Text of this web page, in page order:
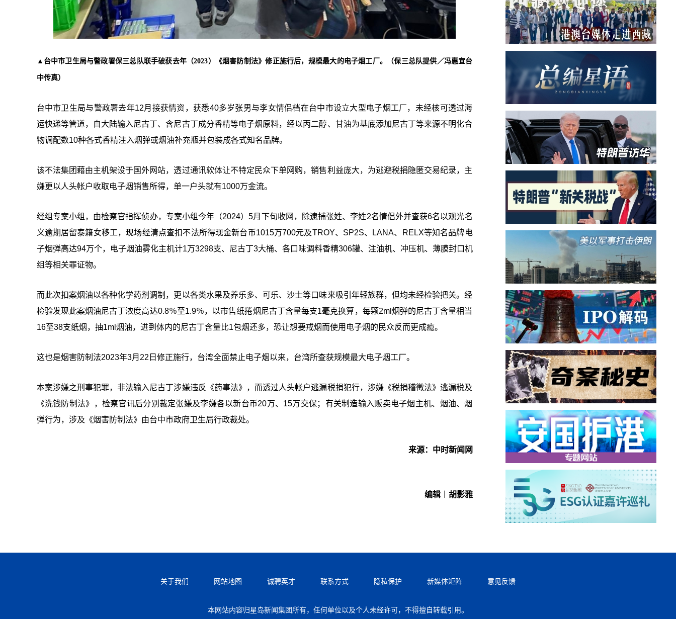
▲台中市卫生局与警政署保三总队联手破获去年（2023）《烟害防制法》修正施行后，规模最大的电子烟工厂。（保三总队提供／冯惠宜台
中传真）
台中市卫生局与警政署去年12月接获情资，获悉40多岁张男与李女情侣档在台中市设立大型电子烟工厂，未经核可透过海
运快递等管道，自大陆输入尼古丁、含尼古丁成分香精等电子烟原料，经以丙二醇、甘油为基底添加尼古丁等来源不明化合
物调配数10种各式香精注入烟弹或烟油补充瓶并包装成各式知名品牌。
该不法集团藉由主机架设于国外网站，透过通讯软体让不特定民众下单网购，销售利益庞大，为逃避税捐隐匿交易纪录，主
嫌更以人头帐户收取电子烟销售所得，单一户头就有1000万金流。
经组专案小组，由检察官指挥侦办，专案小组今年（2024）5月下旬收网，除逮捕张姓、李姓2名情侣外并查获6名以观光名
义逾期居留泰籍女移工，现场经清点查扣不法所得现金新台币1015万700元及TROY、SP2S、LANA、RELX等知名品牌电
子烟弹高达94万个，电子烟油雾化主机计1万3298支、尼古丁3大桶、各口味调料香精306罐、注油机、冲压机、薄膜封口机
组等相关罪证物。
而此次扣案烟油以各种化学药剂调制，更以各类水果及养乐多、可乐、沙士等口味来吸引年轻族群，但均未经检验把关。经
检验发现此案烟油尼古丁浓度高达0.8％至1.9％，以市售纸捲烟尼古丁含量每支1毫克换算，每颗2ml烟弹的尼古丁含量相当
16至38支纸烟，抽1ml烟油，进到体内的尼古丁含量比1包烟还多，恐让想要戒烟而使用电子烟的民众反而更成瘾。
这也是烟害防制法2023年3月22日修正施行，台湾全面禁止电子烟以来，台湾所查获规模最大电子烟工厂。
本案涉嫌之刑事犯罪，非法输入尼古丁涉嫌违反《药事法》，而透过人头帐户逃漏税捐犯行，涉嫌《税捐稽徵法》逃漏税及
《洗钱防制法》，检察官讯后分别裁定张嫌及李嫌各以新台币20万、15万交保；有关制造输入贩卖电子烟主机、烟油、烟
弹行为，涉及《烟害防制法》由台中市政府卫生局行政裁处。
来源：中时新闻网
编辑︱胡影雅
关于我们 网站地图 诚聘英才 联系方式 隐私保护 新媒体矩阵 意见反馈
本网站内容归星岛新闻集团所有，任何单位以及个人未经许可，不得擅自转载引用。